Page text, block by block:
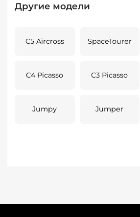
Другие модели
C5 Aircross SpaceTourer
C4 Picasso C3 Picasso
Jumpy Jumper